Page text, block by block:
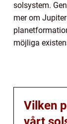
solsystem.
mer om
möjliga
Vilken